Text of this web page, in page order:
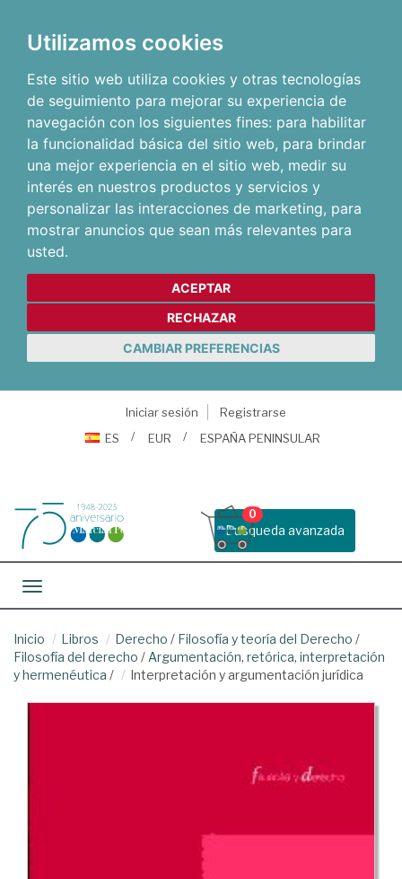
Utilizamos cookies
Este sitio web utiliza cookies y otras tecnologías
de seguimiento para mejorar su experiencia de
navegación con los siguientes fines: para habilitar
la funcionalidad básica del sitio web, para brindar
una mejor experiencia en el sitio web, medir su
interés en nuestros productos y servicios y
personalizar las interacciones de marketing, para
mostrar anuncios que sean más relevantes para
usted.
ACEPTAR
RECHAZAR
CAMBIAR PREFERENCIAS
Iniciar sesión
Registrarse
ES
EUR ESPAÑA PENINSULAR
Busqueda avanzada
0
Toggle navigation
Inicio Libros Derecho / Filosofía y teoría del Derecho /
Filosofía del derecho / Argumentación, retórica, interpretación
y hermenéutica / Interpretación y argumentación jurídica